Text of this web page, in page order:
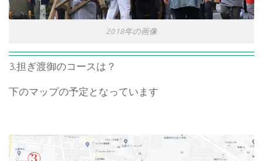
2018年の画像
3.担ぎ渡御のコースは？
下のマップの予定となっています